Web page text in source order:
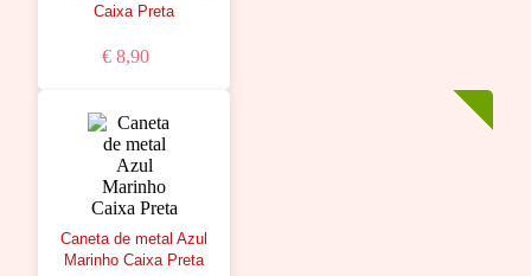
Caixa Preta
€ 8,90
Caneta de metal Azul
Marinho Caixa Preta